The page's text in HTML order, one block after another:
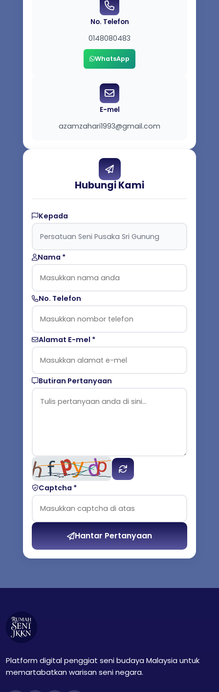
No. Telefon
0148080483
WhatsApp
E-mel
azamzahari1993@gmail.com
Hubungi Kami
Kepada
Nama *
No. Telefon
Alamat E-mel *
Butiran Pertanyaan
Captcha *
Hantar Pertanyaan
Platform digital penggiat seni budaya Malaysia untuk
memartabatkan warisan seni negara.